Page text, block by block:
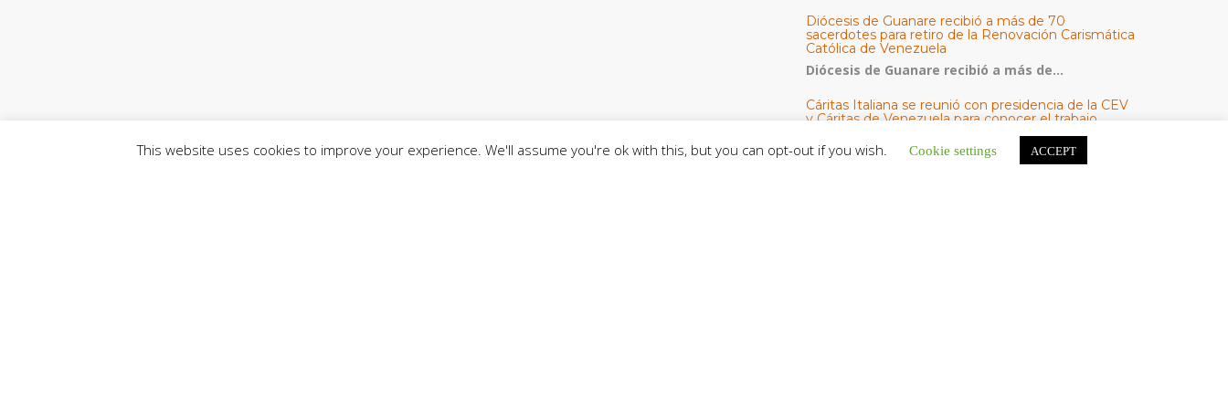
Diócesis de Guanare recibió a más de 70
sacerdotes para retiro de la Renovación Carismática
Católica de Venezuela
Diócesis de Guanare recibió a más de...
Cáritas Italiana se reunió con presidencia de la CEV
y Cáritas de Venezuela para conocer el trabajo
Una delegación encabezada por el padre Marco...
This website uses cookies to improve your experience. We'll assume you're ok with this, but you can opt-out if you wish. Cookie settings ACCEPT